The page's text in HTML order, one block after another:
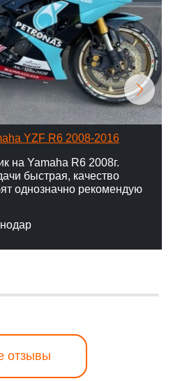
YZF R6 2008-2016
на Yamaha R6 2008г.
быстрая, качество
однозначно рекомендую
отзывы